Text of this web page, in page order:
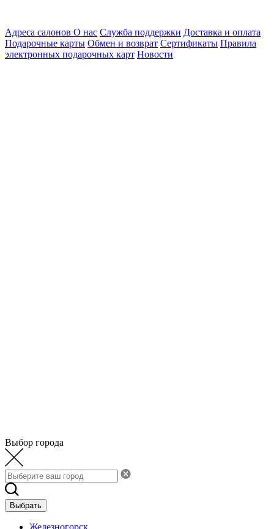
Адреса салонов О нас Служба поддержки Доставка и оплата
Подарочные карты Обмен и возврат Сертификаты Правила
электронных подарочных карт Новости
Выбор города
Выбрать
Железногорск